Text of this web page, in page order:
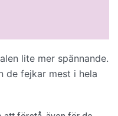
lite mer spännande.
de fejkar mest i hela